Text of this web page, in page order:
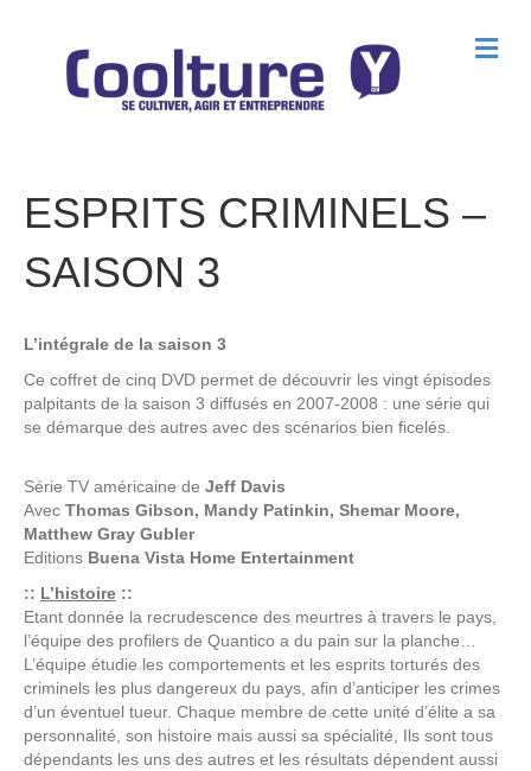
M
e
ESPRITS CRIMINELS –
SAISON 3
L’intégrale de la saison 3
Ce coffret de cinq DVD permet de découvrir les vingt épisodes
palpitants de la saison 3 diffusés en 2007-2008 : une série qui
se démarque des autres avec des scénarios bien ficelés.
Série TV américaine de Jeff Davis
Avec Thomas Gibson, Mandy Patinkin, Shemar Moore,
Matthew Gray Gubler
Editions Buena Vista Home Entertainment
:: L’histoire ::
Etant donnée la recrudescence des meurtres à travers le pays,
l’équipe des profilers de Quantico a du pain sur la planche…
L’équipe étudie les comportements et les esprits torturés des
criminels les plus dangereux du pays, afin d’anticiper les crimes
d’un éventuel tueur. Chaque membre de cette unité d’élite a sa
personnalité, son histoire mais aussi sa spécialité, Ils sont tous
dépendants les uns des autres et les résultats dépendent aussi